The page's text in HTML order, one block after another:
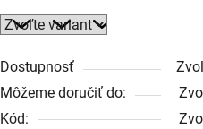
Dostupnosť
Môžeme doručiť do:
Kód: